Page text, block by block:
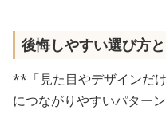
後悔しやすい選び方
**「見た目やデザインだ
につながりやすいパターン